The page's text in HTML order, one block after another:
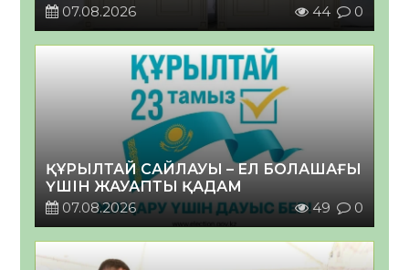
07.08.2026
44 0
ҚҰРЫЛТАЙ САЙЛАУЫ – ЕЛ БОЛАШАҒЫ
ҮШІН ЖАУАПТЫ ҚАДАМ
07.08.2026
49 0